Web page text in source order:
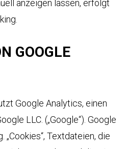
anzeigen lassen, erfolgt
GOOGLE
Google Analytics, einen
LLC. („Google“). Google
Textdateien, die